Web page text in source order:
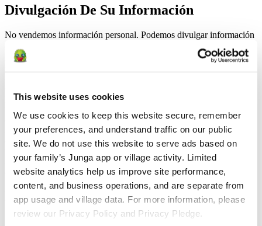
This website uses cookies
We use cookies to keep this website secure, remember
your preferences, and understand traffic on our public
site. We do not use this website to serve ads based on
your family’s Junga app or village activity. Limited
website analytics help us improve site performance,
content, and business operations, and are separate from
app usage and village data. For more information, please
review our Privacy Policy and Privacy Pledge.
Divulgación De Su Información
No vendemos información personal. Podemos divulgar información
prestar el Servicio, tales como proveedores de alojamiento web,
comunicaciones, atención al cliente, procesamiento de pagos,
proveedores de análisis en relación con nuestro sitio web público
actividades de análisis se limitan al sitio web público y son
independientes de los datos de uso de la aplicación Junga, la
actividad de la aldea y la información del perfil del niño. También
los derechos y la seguridad, o en relación con una fusión,
adquisición o transferencia comercial similar.
Derechos De Privacidad De Los Niños
La protección de los niños es un aspecto fundamental de nuestra